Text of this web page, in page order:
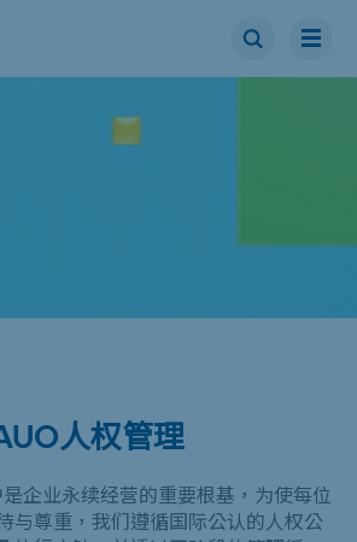
人权管理
企业永续经营的重要根基，为使每位
与尊重，我们遵循国际公认的人权公